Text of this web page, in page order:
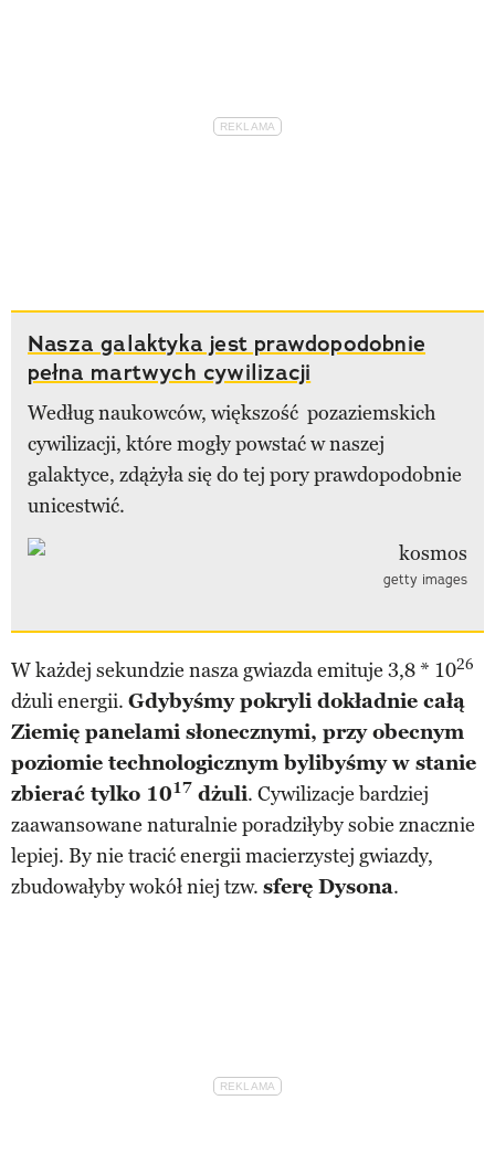
Nasza galaktyka jest prawdopodobnie
pełna martwych cywilizacji
Według naukowców, większość pozaziemskich
cywilizacji, które mogły powstać w naszej
galaktyce, zdążyła się do tej pory prawdopodobnie
unicestwić.
getty images
W każdej sekundzie nasza gwiazda emituje 3,8 * 1026
dżuli energii. Gdybyśmy pokryli dokładnie całą
Ziemię panelami słonecznymi, przy obecnym
poziomie technologicznym bylibyśmy w stanie
zbierać tylko 1017 dżuli. Cywilizacje bardziej
zaawansowane naturalnie poradziłyby sobie znacznie
lepiej. By nie tracić energii macierzystej gwiazdy,
zbudowałyby wokół niej tzw. sferę Dysona.